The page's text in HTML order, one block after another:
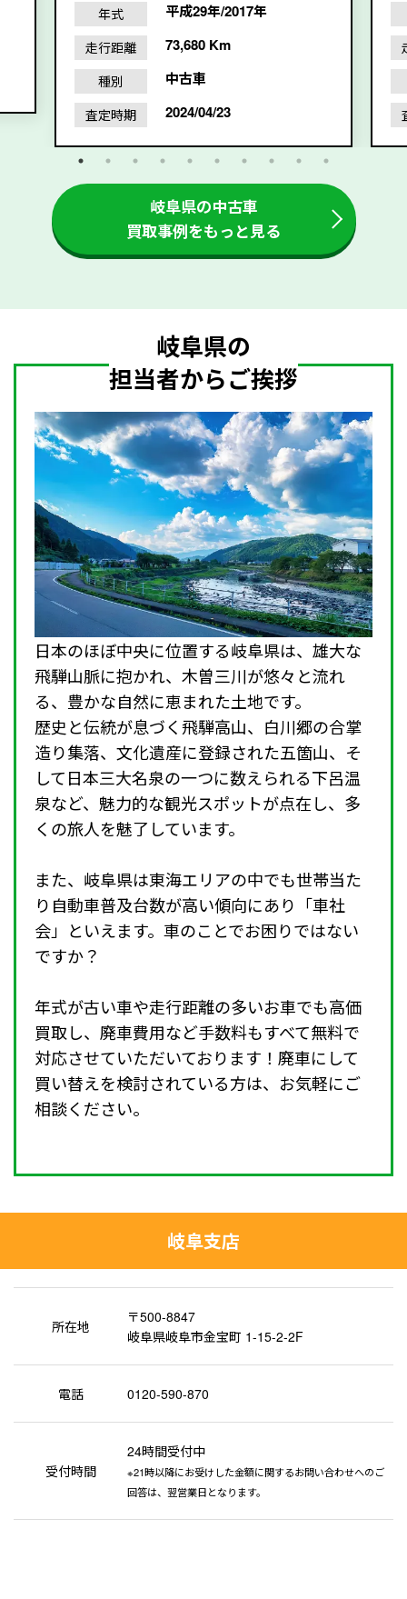
年式 平成29年/2017年
走行距離 73,680 Km
種別 中古車
査定時期 2024/04/23
岐阜県の中古車
買取事例をもっと見る
岐阜県の
担当者からご挨拶
日本のほぼ中央に位置する岐阜県は、雄大な
飛騨山脈に抱かれ、木曽三川が悠々と流れ
る、豊かな自然に恵まれた土地です。
歴史と伝統が息づく飛騨高山、白川郷の合掌
造り集落、文化遺産に登録された五箇山、そ
して日本三大名泉の一つに数えられる下呂温
泉など、魅力的な観光スポットが点在し、多
くの旅人を魅了しています。
また、岐阜県は東海エリアの中でも世帯当た
り自動車普及台数が高い傾向にあり「車社
会」といえます。車のことでお困りではない
ですか？
年式が古い車や走行距離の多いお車でも高価
買取し、廃車費用など手数料もすべて無料で
対応させていただいております！廃車にして
買い替えを検討されている方は、お気軽にご
相談ください。
岐阜支店
所在地
〒500-8847
岐阜県岐阜市金宝町 1-15-2-2F
電話 0120-590-870
受付時間
24時間受付中
※21時以降にお受けした金額に関するお問い合わせへのご
回答は、翌営業日となります。